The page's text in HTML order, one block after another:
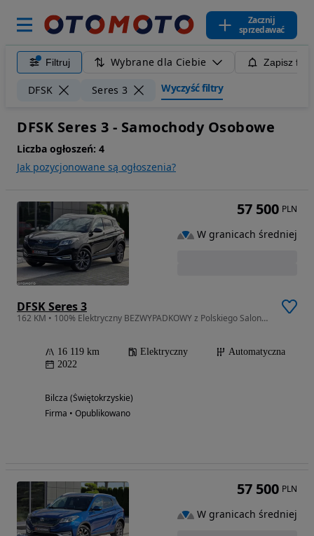
Zacznij
sprzedawać
Filtruj Wybrane dla Ciebie Zapisz
DFSK Seres 3 Wyczyść filtry
DFSK Seres 3 - Samochody Osobowe
Liczba ogłoszeń: 4
Jak pozycjonowane są ogłoszenia?
DFSK Seres 3
162 KM • 100% Elektryczny BEZWYPADKOWY z Polskiego Salonu Fak Vat 23%
16 119 km Elektryczny
Automatyczna
2022
Bilcza (Świętokrzyskie)
Firma • Opublikowano
57 500 PLN
W granicach średniej
57 500 PLN
W granicach średniej